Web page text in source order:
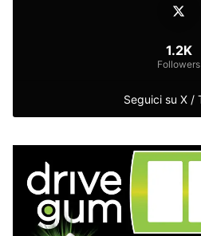
Seguici su X /
1.2K
Followers